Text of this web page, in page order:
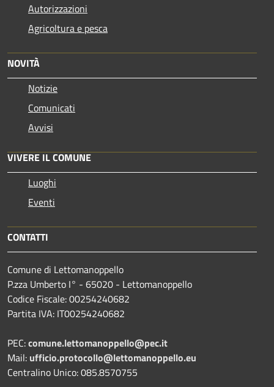
Autorizzazioni
Agricoltura e pesca
NOVITÀ
Notizie
Comunicati
Avvisi
VIVERE IL COMUNE
Luoghi
Eventi
CONTATTI
Comune di Lettomanoppello
P.zza Umberto I° - 65020 - Lettomanoppello
Codice Fiscale: 00254240682
Partita IVA: IT00254240682
PEC:comune.lettomanoppello@pec.it
Mail: ufficio.protocollo@lettomanoppello.eu
Centralino Unico: 085.8570755